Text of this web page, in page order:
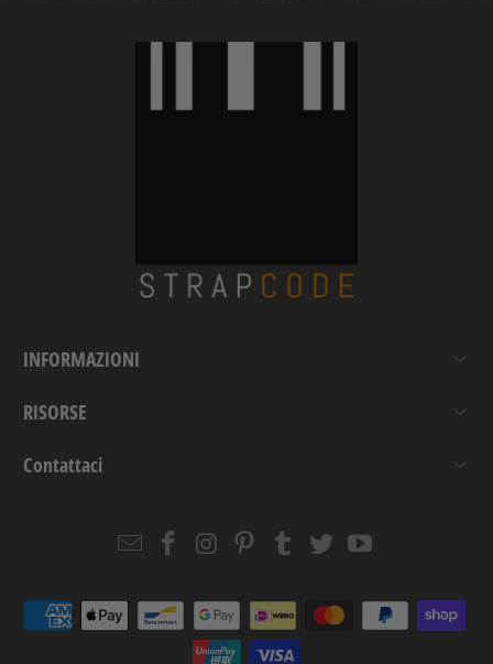
INFORMAZIONI
RISORSE
Contattaci
EmailStrapcode
Facebook
Strapcode
Instagram
Strapcode
Pinterest
Strapcode
Tumblr
Strapcode
TwitterYouTube